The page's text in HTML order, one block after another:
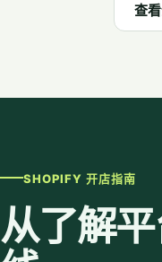
查
SHOPIFY 开店指南
从了解